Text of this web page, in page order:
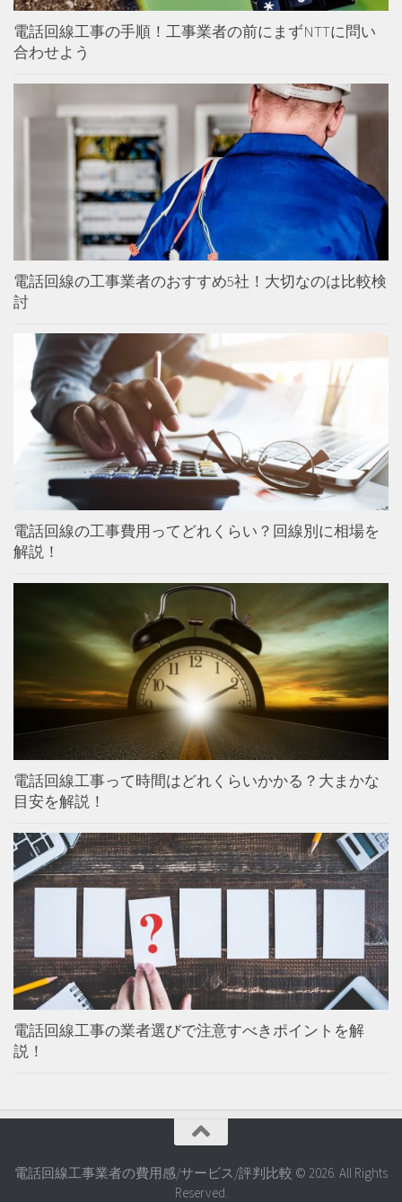
電話回線工事の手順！工事業者の前にまずNTTに問い
合わせよう
電話回線の工事業者のおすすめ5社！大切なのは比較検
討
電話回線の工事費用ってどれくらい？回線別に相場を
解説！
電話回線工事って時間はどれくらいかかる？大まかな
目安を解説！
電話回線工事の業者選びで注意すべきポイントを解
説！
電話回線工事業者の費用感/サービス/評判比較 © 2026. All Rights
Reserved.